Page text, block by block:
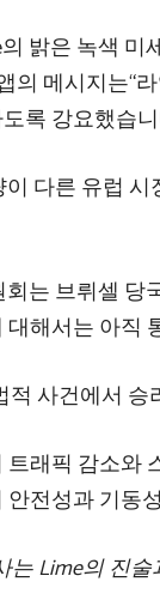
밝은 녹색
의 메시지는“
록 강요했습니
다른 유럽
는 브뤼셀 당
해서는 아직
적 사건에서
래픽 감소와
전성과 기동
는 Lime의 진